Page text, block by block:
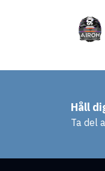
Håll
Ta del